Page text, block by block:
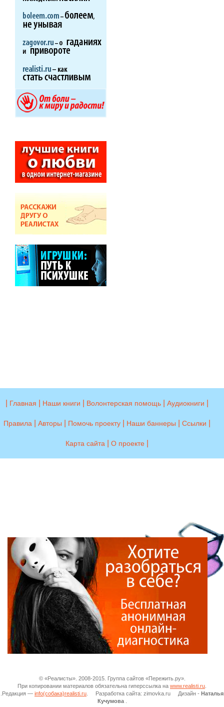
Главная Наши книги Волонтерская помощь Аудиокниги
Правила Авторы Помочь проекту Наши баннеры Ссылки
Карта сайта О проекте
© «Реалисты». 2008-2015. Группа сайтов «Пережить.ру».
При копировании материалов обязательна гиперссылка на www.realisti.ru
.Редакция — info(собака)realisti.ru . Разработка сайта: zimovka.ru Дизайн - Наталья
Кучумова